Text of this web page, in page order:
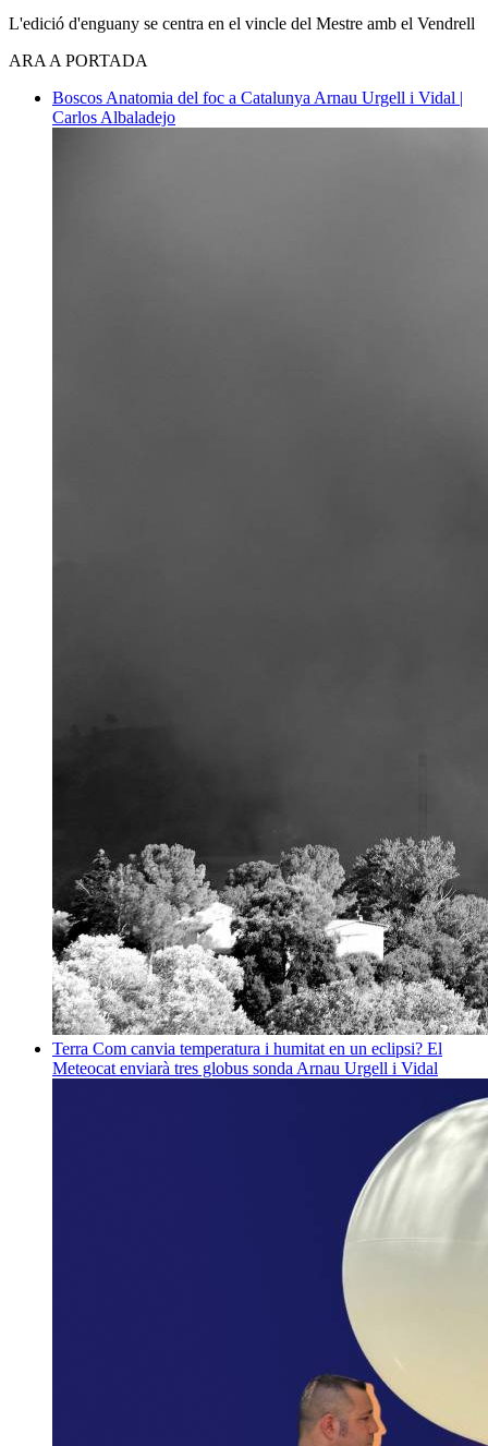
L'edició d'enguany se centra en el vincle del Mestre amb el Vendrell
ARA A PORTADA
Boscos Anatomia del foc a Catalunya Arnau Urgell i Vidal |
Carlos Albaladejo
Terra Com canvia temperatura i humitat en un eclipsi? El
Meteocat enviarà tres globus sonda Arnau Urgell i Vidal